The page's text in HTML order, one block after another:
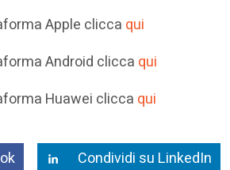
Apple clicca qui
Android clicca qui
Huawei clicca qui
Condividi su LinkedIn